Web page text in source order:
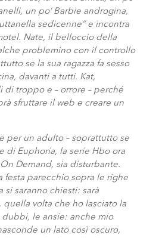
un po’ Barbie androgina,
sedicenne” e incontra
Nate, il belloccio della
problemino con il controllo
se la sua ragazza fa sesso
davanti a tutti. Kat,
di troppo e – orrore – perché
sfruttare il web e creare un
per un adulto – soprattutto se
di Euphoria, la serie Hbo ora
Demand, sia disturbante.
festa parecchio sopra le righe
si saranno chiesti: sarà
quella volta che ho lasciato la
dubbi, le ansie: anche mio
un lato così oscuro,